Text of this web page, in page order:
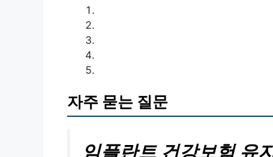
자주 묻는 질문
임플란트 건강보험 유